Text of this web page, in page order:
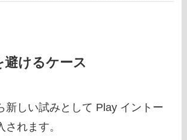
けるケース
新しい試みとして Play イントー
れます。